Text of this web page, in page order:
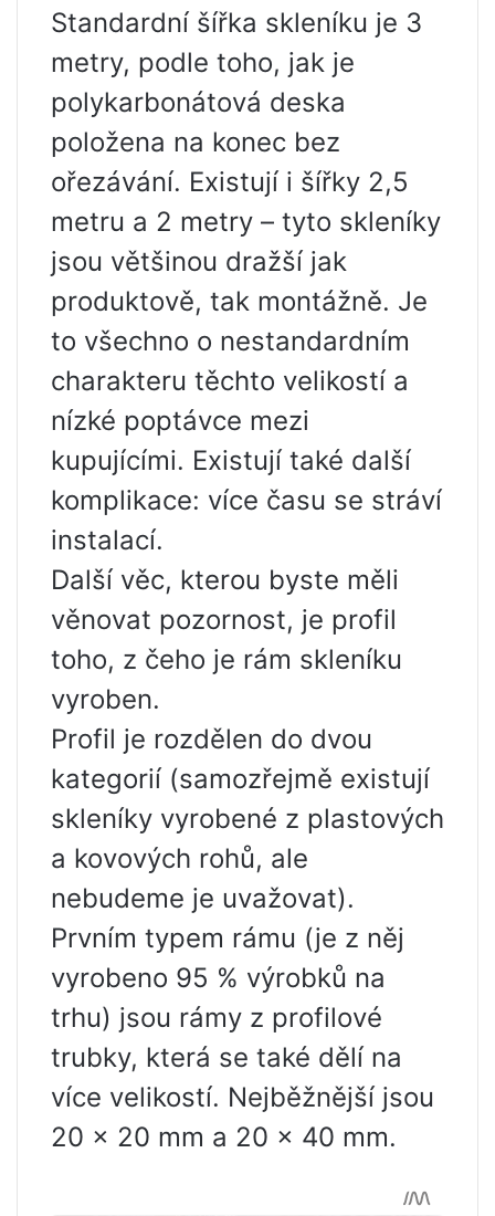
Standardní šířka skleníku je 3
metry, podle toho, jak je
polykarbonátová deska
položena na konec bez
ořezávání. Existují i ​​šířky 2,5
metru a 2 metry – tyto skleníky
jsou většinou dražší jak
produktově, tak montážně. Je
to všechno o nestandardním
charakteru těchto velikostí a
nízké poptávce mezi
kupujícími. Existují také další
komplikace: více času se stráví
instalací.
Další věc, kterou byste měli
věnovat pozornost, je profil
toho, z čeho je rám skleníku
vyroben.
Profil je rozdělen do dvou
kategorií (samozřejmě existují
skleníky vyrobené z plastových
a kovových rohů, ale
nebudeme je uvažovat).
Prvním typem rámu (je z něj
vyrobeno 95 % výrobků na
trhu) jsou rámy z profilové
trubky, která se také dělí na
více velikostí. Nejběžnější jsou
20 x 20 mm a 20 x 40 mm.